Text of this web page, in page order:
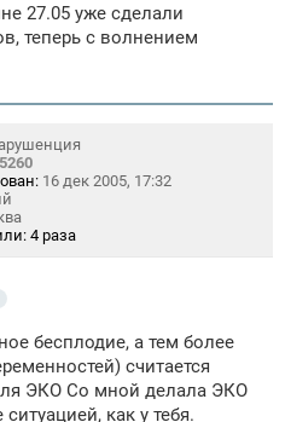
27.05 уже сделали
теперь с волнением
5260
16 дек 2005, 17:32
4 раза
бесплодие, а тем более
считается
ЭКО Со мной делала ЭКО
как у тебя.